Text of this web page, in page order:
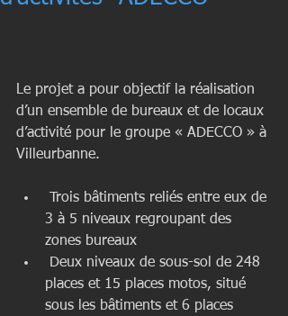
Le projet a pour objectif la réalisation
d’un ensemble de bureaux et de locaux
d’activité pour le groupe « ADECCO » à
Villeurbanne.
3 à 5 niveaux regroupant des
zones bureaux
places et 15 places motos, situé
sous les bâtiments et 6 places